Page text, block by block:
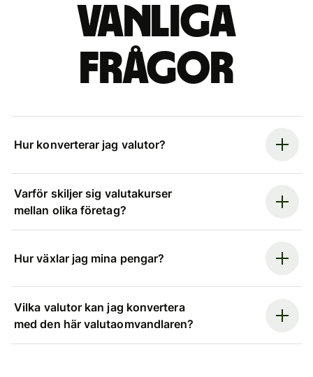
Vanliga
frågor
Hur konverterar jag valutor?
Varför skiljer sig valutakurser
mellan olika företag?
Hur växlar jag mina pengar?
Vilka valutor kan jag konvertera
med den här valutaomvandlaren?